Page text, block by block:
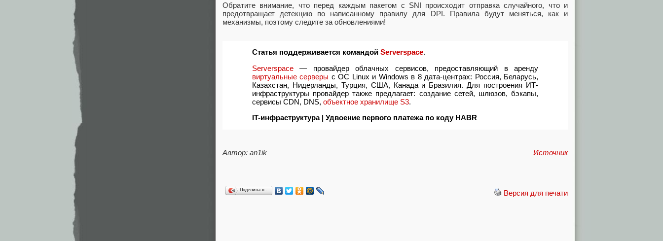
Обратите внимание, что перед каждым пакетом с SNI происходит отправка случайного, что и
предотвращает детекцию по написанному правилу для DPI. Правила будут меняться, как и
механизмы, поэтому следите за обновлениями!
Статья поддерживается командой Serverspace.
Serverspace — провайдер облачных сервисов, предоставляющий в аренду
виртуальные серверы с ОС Linux и Windows в 8 дата-центрах: Россия, Беларусь,
Казахстан, Нидерланды, Турция, США, Канада и Бразилия. Для построения ИТ-
инфраструктуры провайдер также предлагает: создание сетей, шлюзов, бэкапы,
сервисы CDN, DNS, объектное хранилище S3.
IT-инфраструктура | Удвоение первого платежа по коду HABR
Автор: an1ik Источник
Версия для печати
Поделиться…